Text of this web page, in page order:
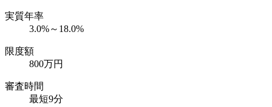
実質年率
3.0%～18.0%
限度額
800万円
審査時間
最短9分